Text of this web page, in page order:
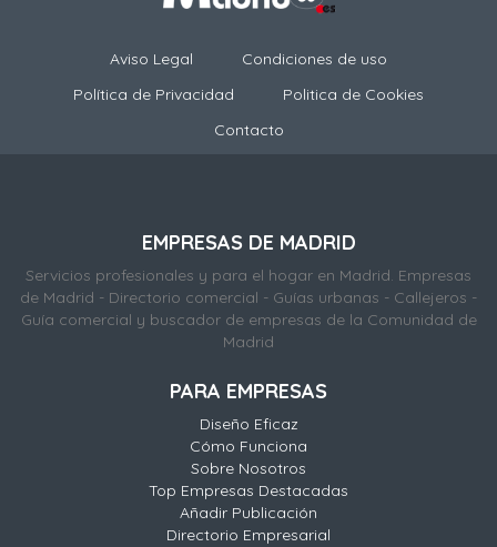
Aviso Legal
Condiciones de uso
Política de Privacidad
Politica de Cookies
Contacto
EMPRESAS DE MADRID
Servicios profesionales y para el hogar en Madrid. Empresas
de Madrid - Directorio comercial - Guías urbanas - Callejeros -
Guía comercial y buscador de empresas de la Comunidad de
Madrid
PARA EMPRESAS
Diseño Eficaz
Cómo Funciona
Sobre Nosotros
Top Empresas Destacadas
Añadir Publicación
Directorio Empresarial